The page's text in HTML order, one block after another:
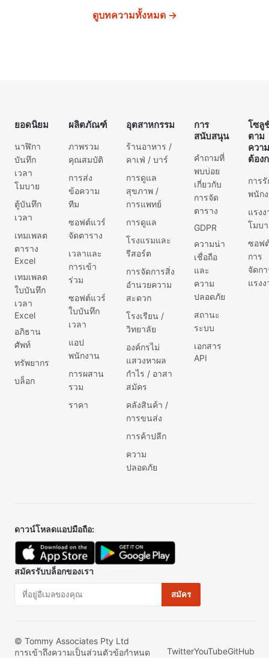
ผู้คนมี
ความ
สนใจ
สั้นลง
ดังนั้น ผู้
จัดการ
สนใจ
คุณจะ
มอง
หาความ
ต้องการ
ความสา
มารถ
ใหม่ๆ
คุณจะ
เป็นผู้
จัดการ
CEO ห
ดูบทความทั้งหมด →
ยอดนิยม
นาฬิกา
บันทึก
เวลา
โมบาย
ตู้บันทึก
เวลา
เทมเพลต
ตาราง
Excel
เทมเพลต
ใบบันทึก
เวลา
Excel
อภิธาน
ศัพท์
ทรัพยากร
บล็อก
ผลิตภัณฑ์
ภาพรวม
คุณสมบัติ
การส่ง
ข้อความ
ทีม
ซอฟต์แวร์
จัดตาราง
เวลาและ
การเข้า
ร่วม
ซอฟต์แวร์
ใบบันทึก
เวลา
แอป
พนักงาน
การผสาน
รวม
ราคา
อุตสาหกรรม
ร้านอาหาร /
คาเฟ่ / บาร์
การดูแล
สุขภาพ /
การแพทย์
การดูแล
โรงแรมและ
รีสอร์ต
การจัดการสิ่ง
อำนวยความ
สะดวก
โรงเรียน /
วิทยาลัย
องค์กรไม่
แสวงหาผล
กำไร / อาสา
สมัคร
คลังสินค้า /
การขนส่ง
การค้าปลีก
ความ
ปลอดภัย
การ
สนับสนุน
คำถามที่
พบบ่อย
เกี่ยวกับ
การจัด
ตาราง
GDPR
ความน่า
เชื่อถือ
และ
ความ
ปลอดภัย
สถานะ
ระบบ
เอกสาร
API
โซลู
ตาม
ความ
ต้อง
การ
พนัก
แรง
โมบ
ซอฟ
การ
จัดก
แรง
ดาวน์โหลดแอปมือถือ:
สมัครรับบล็อกของเรา
สมัคร
© Tommy Associates Pty Ltd
การเข้าถึงความเป็นส่วนตัวข้อกำหนด TwitterYouTubeGitHub